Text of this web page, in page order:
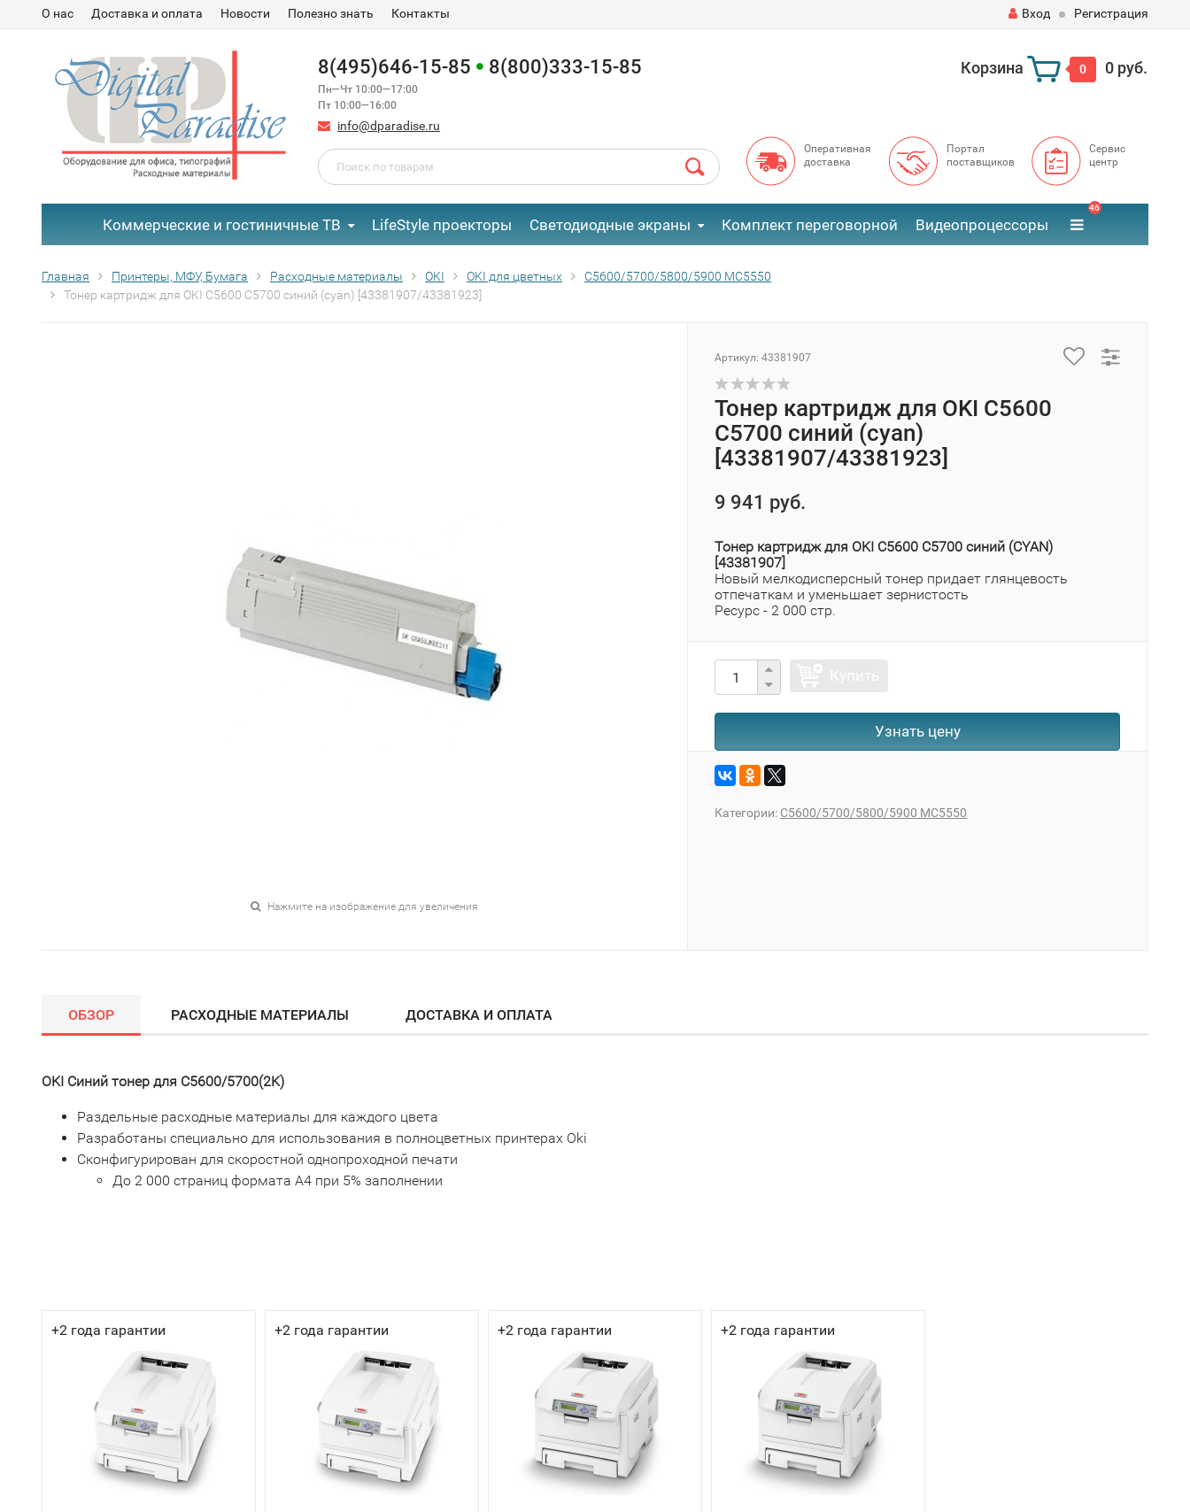
О нас Доставка и оплата Новости Полезно знать Контакты Вход Регистрация
8(495)646-15-85 8(800)333-15-85
Пн—Чт 10:00—17:00
Пт 10:00—16:00
info@dparadise.ru
Корзина 0 0 руб.
Оперативная
доставка
Портал
поставщиков
Сервис
центр
Коммерческие и гостиничные ТВ LifeStyle проекторы Светодиодные экраны Комплект переговорной Видеопроцессоры
46
Главная Принтеры, МФУ, Бумага Расходные материалы OKI OKI для цветных
C5600/5700/5800/5900 MC5550
Тонер картридж для OKI C5600 C5700 синий (cyan) [43381907/43381923]
Нажмите на изображение для увеличения
Артикул: 43381907
Тонер картридж для OKI C5600
C5700 синий (cyan)
[43381907/43381923]
9 941 руб.
Тонер картридж для OKI C5600 C5700 синий (CYAN)
[43381907]
Новый мелкодисперсный тонер придает глянцевость
отпечаткам и уменьшает зернистость
Ресурс - 2 000 стр.
Узнать цену
Категории: C5600/5700/5800/5900 MC5550
ОБЗОР РАСХОДНЫЕ МАТЕРИАЛЫ ДОСТАВКА И ОПЛАТА
OKI Синий тонер для C5600/5700(2K)
Раздельные расходные материалы для каждого цвета
Разработаны специально для использования в полноцветных принтерах Oki
Сконфигурирован для скоростной однопроходной печати
До 2 000 страниц формата А4 при 5% заполнении
+2 года гарантии +2 года гарантии +2 года гарантии +2 года гарантии